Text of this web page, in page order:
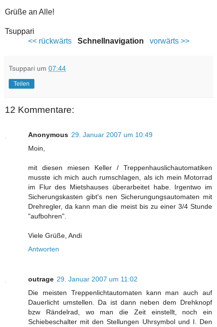
Grüße an Alle!
Tsuppari
<< rückwärtsSchnellnavigation vorwärts >>
Tsuppari um 07:44
Teilen
12 Kommentare:
Anonymous 29. Januar 2007 um 10:49
Moin,
mit diesen miesen Keller / Treppenhauslichautomatiken
musste ich mich auch rumschlagen, als ich mein Motorrad
im Flur des Mietshauses überarbeitet habe. Irgentwo im
Sicherungskasten gibt's nen Sicherungungsautomaten mit
Drehregler, da kann man die meist bis zu einer 3/4 Stunde
"aufbohren".
Viele Grüße, Andi
Antworten
outrage 29. Januar 2007 um 11:02
Die meisten Treppenlichtautomaten kann man auch auf
Dauerlicht umstellen. Da ist dann neben dem Drehknopf
bzw Rändelrad, wo man die Zeit einstellt, noch ein
Schiebeschalter mit den Stellungen Uhrsymbol und I. Den